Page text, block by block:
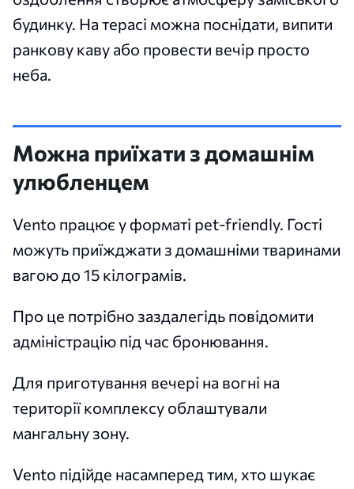
будинку. На терасі можна поснідати, випити
ранкову каву або провести вечір просто
неба.
Можна приїхати з домашнім
улюбленцем
Vento працює у форматі pet-friendly. Гості
можуть приїжджати з домашніми тваринами
вагою до 15 кілограмів.
Про це потрібно заздалегідь повідомити
адміністрацію під час бронювання.
Для приготування вечері на вогні на
території комплексу облаштували
мангальну зону.
Vento підійде насамперед тим, хто шукає